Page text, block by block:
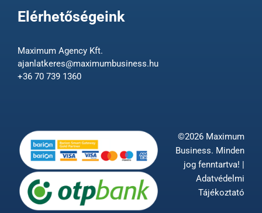
Elérhetőségeink
Maximum Agency Kft.
ajanlatkeres@maximumbusiness.hu
+36 70 739 1360
©2026 Maximum
Business. Minden
jog fenntartva! |
Adatvédelmi
Tájékoztató